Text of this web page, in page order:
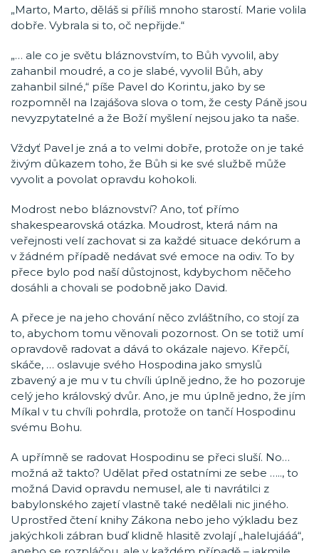
„Marto, Marto, děláš si příliš mnoho starostí. Marie volila
dobře. Vybrala si to, oč nepřijde.“
„… ale co je světu bláznovstvím, to Bůh vyvolil, aby
zahanbil moudré, a co je slabé, vyvolil Bůh, aby
zahanbil silné,“ píše Pavel do Korintu, jako by se
rozpomněl na Izajášova slova o tom, že cesty Páně jsou
nevyzpytatelné a že Boží myšlení nejsou jako ta naše.
Vždyť Pavel je zná a to velmi dobře, protože on je také
živým důkazem toho, že Bůh si ke své službě může
vyvolit a povolat opravdu kohokoli.
Modrost nebo bláznovství? Ano, toť přímo
shakespearovská otázka. Moudrost, která nám na
veřejnosti velí zachovat si za každé situace dekórum a
v žádném případě nedávat své emoce na odiv. To by
přece bylo pod naší důstojnost, kdybychom něčeho
dosáhli a chovali se podobně jako David.
A přece je na jeho chování něco zvláštního, co stojí za
to, abychom tomu věnovali pozornost. On se totiž umí
opravdově radovat a dává to okázale najevo. Křepčí,
skáče, … oslavuje svého Hospodina jako smyslů
zbavený a je mu v tu chvíli úplně jedno, že ho pozoruje
celý jeho královský dvůr. Ano, je mu úplně jedno, že jím
Míkal v tu chvíli pohrdla, protože on tančí Hospodinu
svému Bohu.
A upřímně se radovat Hospodinu se přeci sluší. No…
možná až takto? Udělat před ostatními ze sebe ….., to
možná David opravdu nemusel, ale ti navrátilci z
babylonského zajetí vlastně také nedělali nic jiného.
Uprostřed čtení knihy Zákona nebo jeho výkladu bez
jakýchkoli zábran buď klidně hlasitě zvolají „halelujááá“,